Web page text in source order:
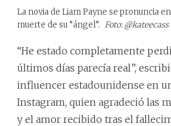
La novia de Liam Payne se pronuncia
muerte de su “ángel”. Foto: @kateecass
“He estado completamente
últimos días parecía real”,
influencer estadounidense en
Instagram, quien agradeció las
y el amor recibido tras el